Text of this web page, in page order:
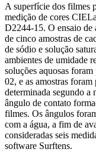
A superfície dos filmes
medição de cores
D2244-15. O ensaio de
de cinco amostras de
de sódio e solução
ambientes de umidade
soluções aquosas
02, e as amostras
determinada segundo
ângulo de contato
filmes. Os ângulos
com a água, a fim de
consideradas seis
software Surftens.